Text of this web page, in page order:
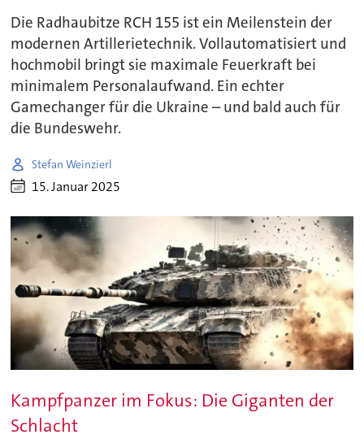
Die Radhaubitze RCH 155 ist ein Meilenstein der
modernen Artillerietechnik. Vollautomatisiert und
hochmobil bringt sie maximale Feuerkraft bei
minimalem Personalaufwand. Ein echter
Gamechanger für die Ukraine – und bald auch für
die Bundeswehr.
Stefan Weinzierl
15. Januar 2025
Kampfpanzer im Fokus: Die Giganten der
Schlacht